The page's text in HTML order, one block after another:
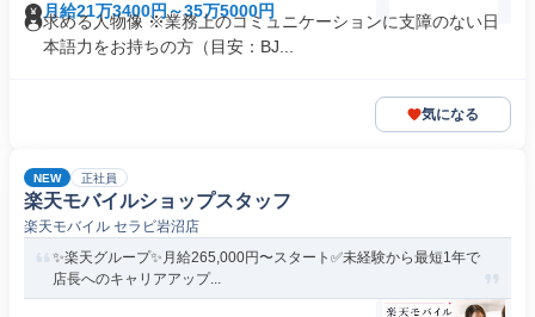
月給21万3400円～35万5000円
求める人物像 ※業務上のコミュニケーションに支障のない日
本語力をお持ちの方（目安：BJ...
気になる
NEW 正社員
楽天モバイルショップスタッフ
楽天モバイル セラビ岩沼店
✨楽天グループ✨月給265,000円〜スタート✅未経験から最短1年で
店長へのキャリアアップ...